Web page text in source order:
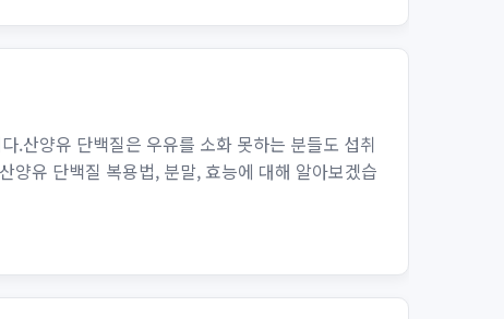
.산양유 단백질은 우유를 소화 못하는 분들도 섭취
양유 단백질 복용법, 분말, 효능에 대해 알아보겠습